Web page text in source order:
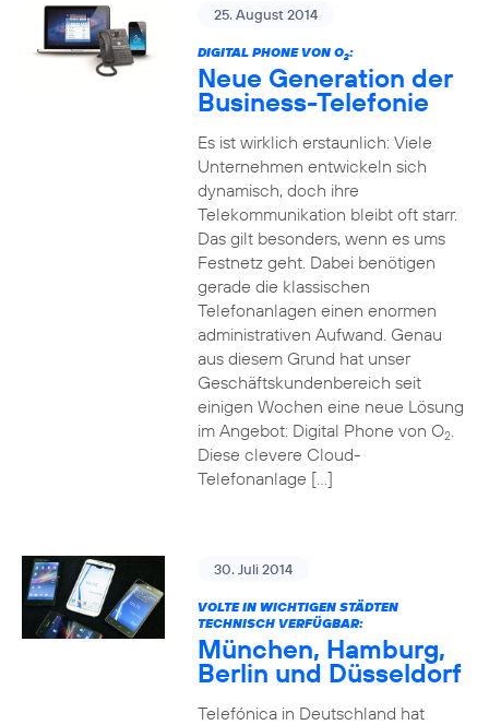
25. August 2014
DIGITAL PHONE VON O2:
Neue Generation der
Business-Telefonie
Es ist wirklich erstaunlich: Viele
Unternehmen entwickeln sich
dynamisch, doch ihre
Telekommunikation bleibt oft starr.
Das gilt besonders, wenn es ums
Festnetz geht. Dabei benötigen
gerade die klassischen
Telefonanlagen einen enormen
administrativen Aufwand. Genau
aus diesem Grund hat unser
Geschäftskundenbereich seit
einigen Wochen eine neue Lösung
im Angebot: Digital Phone von O2.
Diese clevere Cloud-
Telefonanlage […]
30. Juli 2014
VOLTE IN WICHTIGEN STÄDTEN
TECHNISCH VERFÜGBAR:
München, Hamburg,
Berlin und Düsseldorf
Telefónica in Deutschland hat